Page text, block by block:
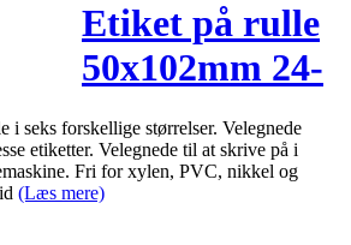
Etiket på rulle
50x102mm 24-
038
1000stk/rul
i seks forskellige størrelser. Velegnede
etiketter. Velegnede til at skrive på i
Fri for xylen, PVC, nikkel og
(Læs mere)